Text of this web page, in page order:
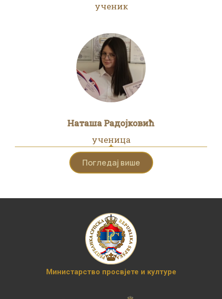
ученик
Наташа Радојковић
ученица
Погледај више
Министарство просвјете и културе